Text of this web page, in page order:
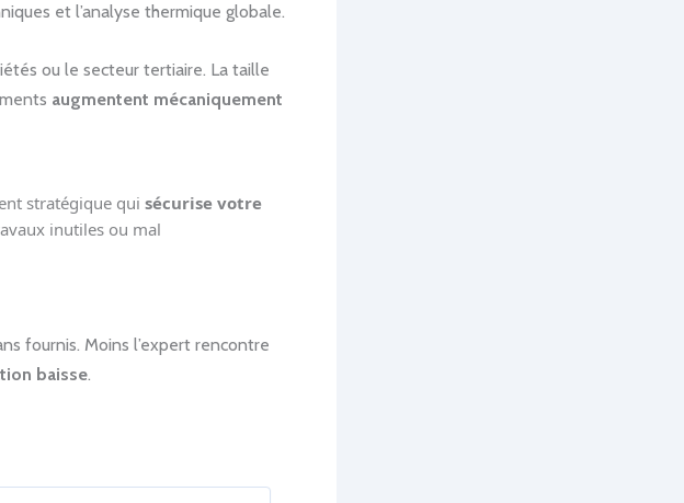
et l’analyse thermique globale.
ou le secteur tertiaire. La taille
augmentent mécaniquement
stratégique qui sécurise votre
inutiles ou mal
fournis. Moins l’expert rencontre
baisse.